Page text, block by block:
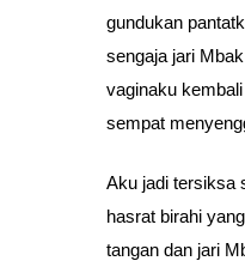
gundukan
sengaja jari
vaginaku
sempat
Aku jadi tersiksa
hasrat birahi
tangan dan jari